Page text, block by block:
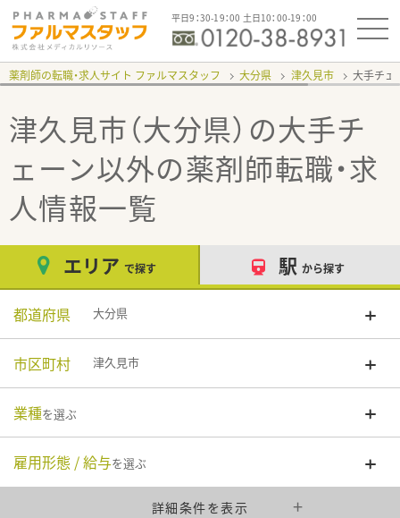
平日9：30-19：00 土日10：00-19：00
薬剤師の転職・求人サイト ファルマスタッフ 大分県 津久見市 大手チェ
津久見市（大分県）の大手チ
ェーン以外の薬剤師転職・求
人情報一覧
エリア で探す 駅 から探す
都道府県 大分県
市区町村 津久見市
業種を選ぶ
雇用形態 / 給与を選ぶ
詳細条件を表示